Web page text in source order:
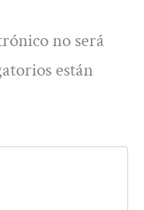
no será
están